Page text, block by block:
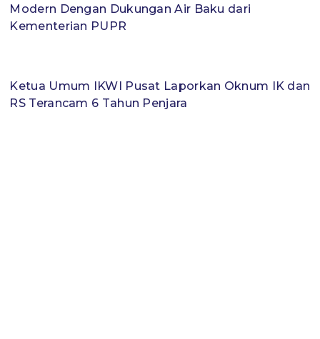
Modern Dengan Dukungan Air Baku dari
Kementerian PUPR
Ketua Umum IKWI Pusat Laporkan Oknum IK dan
RS Terancam 6 Tahun Penjara